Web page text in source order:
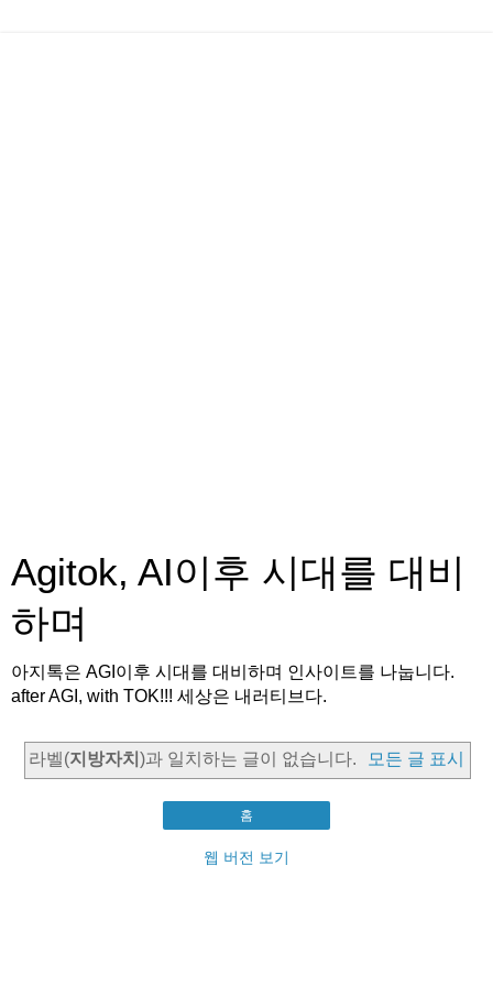
Agitok, AI이후 시대를 대비
하며
아지톡은 AGI이후 시대를 대비하며 인사이트를 나눕니다.
after AGI, with TOK!!! 세상은 내러티브다.
라벨(지방자치 )과 일치하는 글이 없습니다. 모든 글 표시
홈
웹 버전 보기